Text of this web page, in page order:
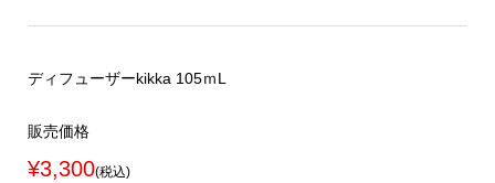
ディフューザーkikka 105ｍL
販売価格
¥3,300(税込)